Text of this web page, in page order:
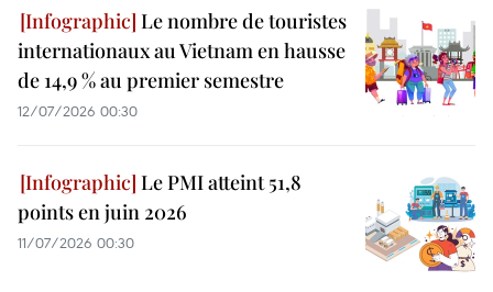
Le nombre de touristes
internationaux au Vietnam en hausse
de 14,9 % au premier semestre
12/07/2026 00:30
Le PMI atteint 51,8
points en juin 2026
11/07/2026 00:30